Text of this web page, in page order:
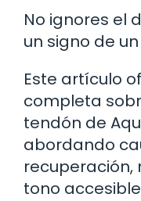
No ignores el
un signo de
Este artículo
completa
tendón de
abordando
recuperación,
tono